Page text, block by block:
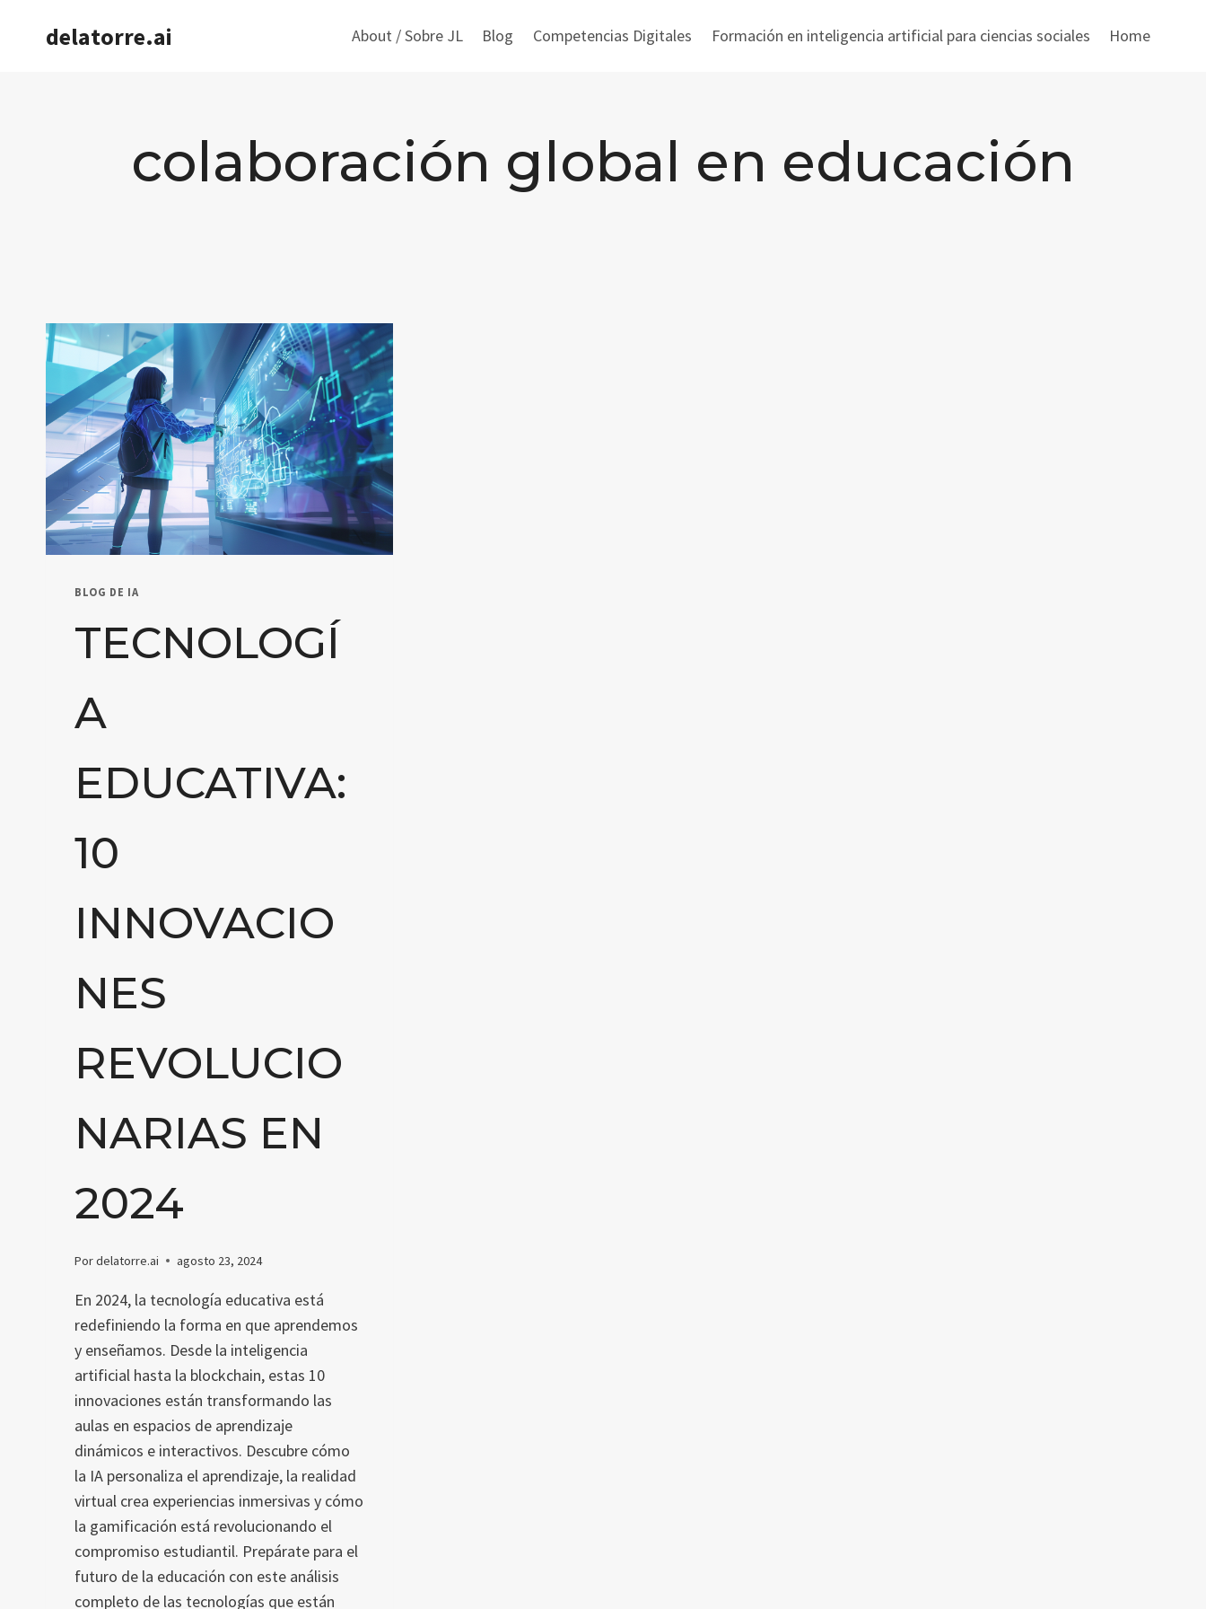
delatorre.ai About / Sobre JL Blog Competencias Digitales Formación en inteligencia artificial para ciencias sociales Home
colaboración global en educación
BLOG DE IA
TECNOLOGÍ
A
EDUCATIVA:
10
INNOVACIO
NES
REVOLUCIO
NARIAS EN
2024
Pordelatorre.ai agosto 23, 2024
En 2024, la tecnología educativa está
redefiniendo la forma en que aprendemos
y enseñamos. Desde la inteligencia
artificial hasta la blockchain, estas 10
innovaciones están transformando las
aulas en espacios de aprendizaje
dinámicos e interactivos. Descubre cómo
la IA personaliza el aprendizaje, la realidad
virtual crea experiencias inmersivas y cómo
la gamificación está revolucionando el
compromiso estudiantil. Prepárate para el
futuro de la educación con este análisis
completo de las tecnologías que están